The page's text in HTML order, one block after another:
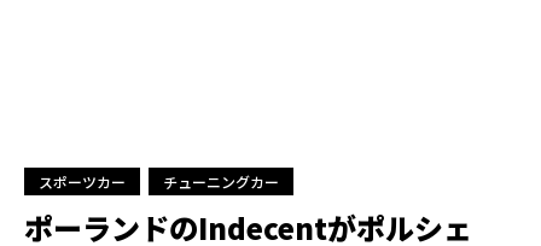
スポーツカー チューニングカー
ポーランドのIndecentがポルシェ